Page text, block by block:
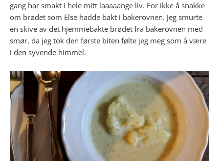
gang har smakt i hele mitt laaaaange liv. For ikke å snakke
om brødet som Else hadde bakt i bakerovnen. Jeg smurte
en skive av det hjemmebakte brødet fra bakerovnen med
smør, da jeg tok den første biten følte jeg meg som å være
i den syvende himmel.